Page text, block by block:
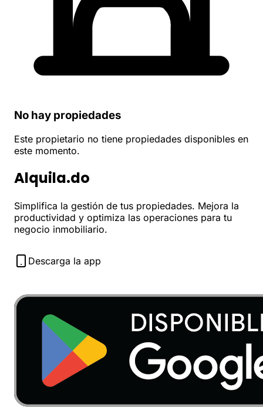
No hay propiedades
Este propietario no tiene propiedades disponibles en
este momento.
Alquila.do
Simplifica la gestión de tus propiedades. Mejora la
productividad y optimiza las operaciones para tu
negocio inmobiliario.
Descarga la app